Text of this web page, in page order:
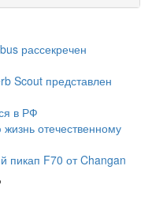
рассекречен
Scout представлен
в РФ
отечественному
пикап F70 от Changan